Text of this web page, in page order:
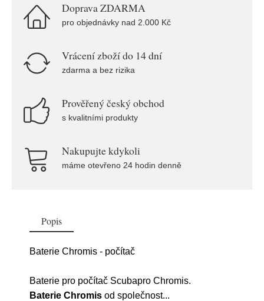
Doprava ZDARMA
pro objednávky nad 2.000 Kč
Vrácení zboží do 14 dní
zdarma a bez rizika
Prověřený český obchod
s kvalitními produkty
Nakupujte kdykoli
máme otevřeno 24 hodin denně
Popis
Baterie Chromis - počítač
Baterie pro počítač Scubapro Chromis.
Baterie Chromis od společnost...